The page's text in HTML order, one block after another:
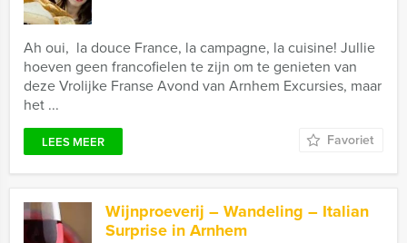
Ah oui, la douce France, la campagne, la cuisine! Jullie
hoeven geen francofielen te zijn om te genieten van
deze Vrolijke Franse Avond van Arnhem Excursies, maar
het ...
LEES MEER Favoriet
Wijnproeverij – Wandeling – Italian
Surprise in Arnhem